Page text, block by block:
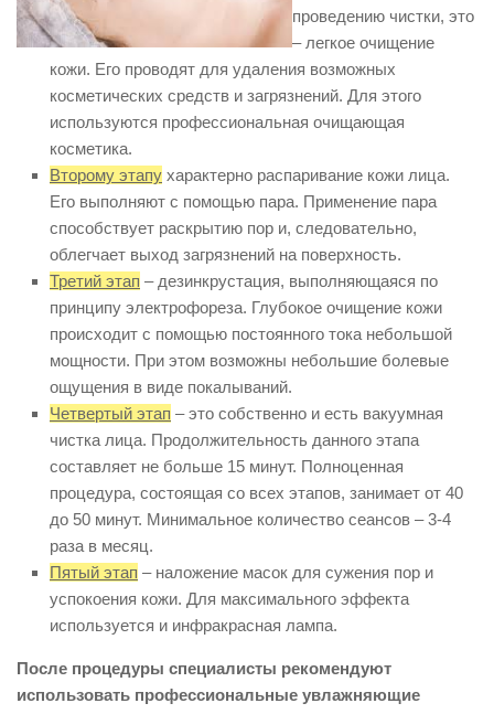
проведению чистки, это
– легкое очищение
кожи. Его проводят для удаления возможных
косметических средств и загрязнений. Для этого
используются профессиональная очищающая
косметика.
Второму этапу характерно распаривание кожи лица.
Его выполняют с помощью пара. Применение пара
способствует раскрытию пор и, следовательно,
облегчает выход загрязнений на поверхность.
Третий этап – дезинкрустация, выполняющаяся по
принципу электрофореза. Глубокое очищение кожи
происходит с помощью постоянного тока небольшой
мощности. При этом возможны небольшие болевые
ощущения в виде покалываний.
Четвертый этап – это собственно и есть вакуумная
чистка лица. Продолжительность данного этапа
составляет не больше 15 минут. Полноценная
процедура, состоящая со всех этапов, занимает от 40
до 50 минут. Минимальное количество сеансов – 3-4
раза в месяц.
Пятый этап – наложение масок для сужения пор и
успокоения кожи. Для максимального эффекта
используется и инфракрасная лампа.
После процедуры специалисты рекомендуют
использовать профессиональные увлажняющие